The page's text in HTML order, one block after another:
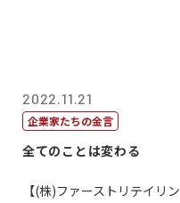
2022.11.21
企業家たちの金言
全てのことは変わる
【(株)ファーストリテイリン